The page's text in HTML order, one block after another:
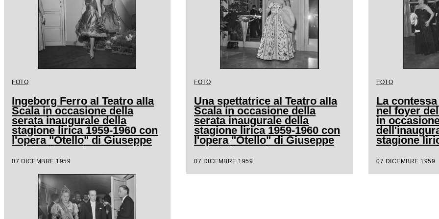
FOTO
Ingeborg Ferro al Teatro alla
Scala in occasione della
serata inaugurale della
stagione lirica 1959-1960 con
l'opera "Otello" di Giuseppe
Verdi, diretta da Antonino
Votto con la regia di
07 DICEMBRE 1959
FOTO
Una spettatrice al Teatro alla
Scala in occasione della
serata inaugurale della
stagione lirica 1959-1960 con
l'opera "Otello" di Giuseppe
Verdi, diretta da Antonino
Votto con la regia di
07 DICEMBRE 1959
FOTO
La
nel foyer
in
stagione
l'opera
Verdi,
07 DICEMBRE 1959